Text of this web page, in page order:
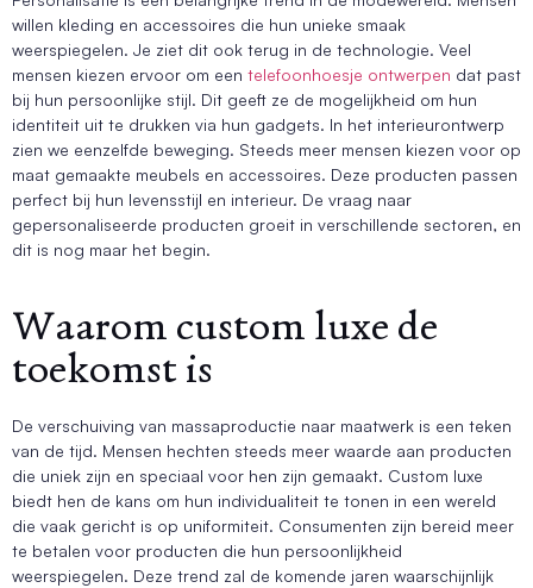
willen kleding en accessoires die hun unieke smaak
weerspiegelen. Je ziet dit ook terug in de technologie. Veel
mensen kiezen ervoor om een telefoonhoesje ontwerpen dat past
bij hun persoonlijke stijl. Dit geeft ze de mogelijkheid om hun
identiteit uit te drukken via hun gadgets. In het interieurontwerp
zien we eenzelfde beweging. Steeds meer mensen kiezen voor op
maat gemaakte meubels en accessoires. Deze producten passen
perfect bij hun levensstijl en interieur. De vraag naar
gepersonaliseerde producten groeit in verschillende sectoren, en
dit is nog maar het begin.
Waarom custom luxe de
toekomst is
De verschuiving van massaproductie naar maatwerk is een teken
van de tijd. Mensen hechten steeds meer waarde aan producten
die uniek zijn en speciaal voor hen zijn gemaakt. Custom luxe
biedt hen de kans om hun individualiteit te tonen in een wereld
die vaak gericht is op uniformiteit. Consumenten zijn bereid meer
te betalen voor producten die hun persoonlijkheid
weerspiegelen. Deze trend zal de komende jaren waarschijnlijk